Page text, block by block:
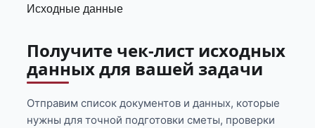
Исходные данные
Получите чек-лист исходных
данных для вашей задачи
Отправим список документов и данных, которые
нужны для точной подготовки сметы, проверки